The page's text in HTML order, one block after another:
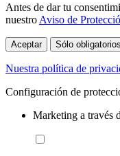
Antes de dar tu
nuestro Aviso de
Aceptar Sólo obligatorios
Nuestra política de
Configuración de
Marketing a través